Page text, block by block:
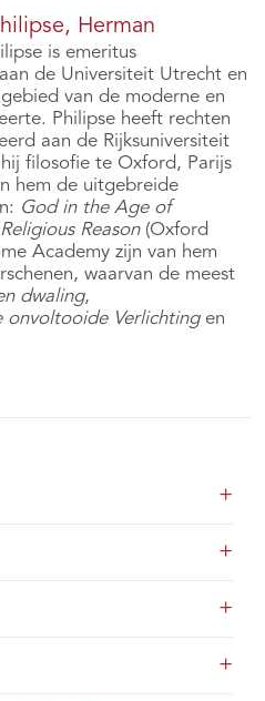
Herman
is emeritus
de Universiteit Utrecht en
van de moderne en
Philipse heeft rechten
aan de Rijksuniversiteit
filosofie te Oxford, Parijs
hem de uitgebreide
God in the Age of
Reason(Oxford
Academy zijn van hem
waarvan de meest
dwaling,
onvoltooide Verlichtingen